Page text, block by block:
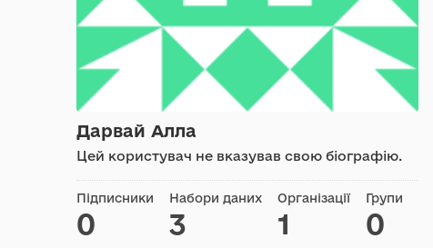
Дарвай Алла
Цей користувач не вказував свою біографію.
Підписники
0
Набори даних
3
Організації
1
Групи
0